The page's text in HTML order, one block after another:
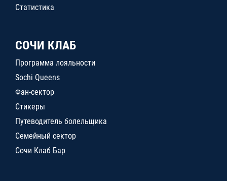
Статистика
СОЧИ КЛАБ
Программа лояльности
Sochi Queens
Фан-сектор
Стикеры
Путеводитель болельщика
Семейный сектор
Сочи Клаб Бар